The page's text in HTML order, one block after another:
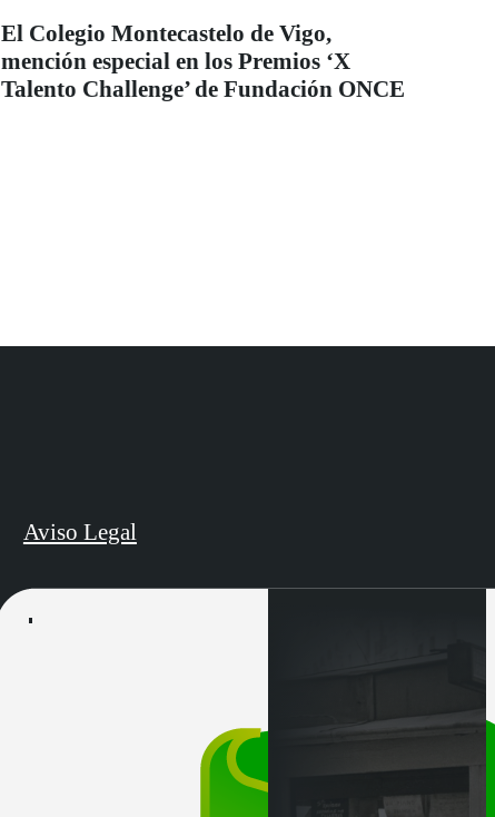
El Colegio Montecastelo de Vigo,
mención especial en los Premios ‘X
Talento Challenge’ de Fundación ONCE
Aviso Legal